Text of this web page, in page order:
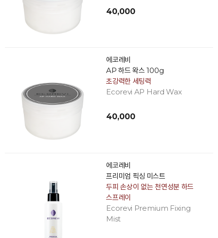
40,000
에코레비
AP 하드 왁스 100g
초강력한 세팅력
Ecorevi AP Hard Wax
40,000
에코레비
프리미엄 픽싱 미스트
두피 손상이 없는 천연성분 하드
스프레이
Ecorevi Premium Fixing
Mist